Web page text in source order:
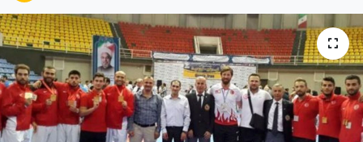
Haber Arşivi